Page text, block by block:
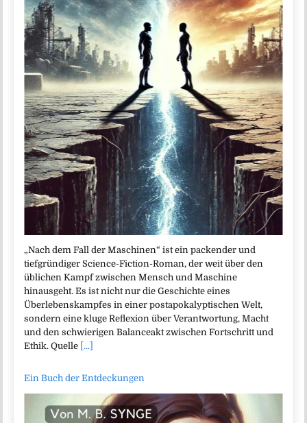
„Nach dem Fall der Maschinen“ ist ein packender und
tiefgründiger Science-Fiction-Roman, der weit über den
üblichen Kampf zwischen Mensch und Maschine
hinausgeht. Es ist nicht nur die Geschichte eines
Überlebenskampfes in einer postapokalyptischen Welt,
sondern eine kluge Reflexion über Verantwortung, Macht
und den schwierigen Balanceakt zwischen Fortschritt und
Ethik. Quelle [...]
Ein Buch der Entdeckungen